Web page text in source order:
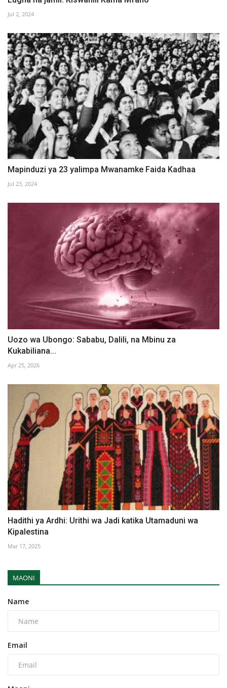
Jul 2, 2024
Mapinduzi ya 23 yalimpa Mwanamke Faida Kadhaa
Jul 23, 2024
Uozo wa Ubongo: Sababu, Dalili, na Mbinu za
Kukabiliana...
Apr 25, 2026
Hadithi ya Ardhi: Urithi wa Jadi katika Utamaduni wa
Kipalestina
Mar 17, 2025
MAONI
Name
Email